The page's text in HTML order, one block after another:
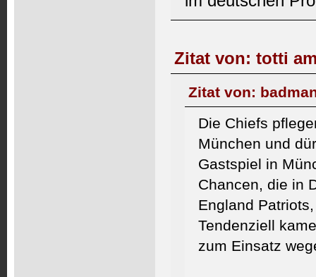
Zitat von: totti
Zitat von:
Die Chiefs
München und
Gastspiel in
Chancen, die in
England
Tendenziell
zum Einsatz